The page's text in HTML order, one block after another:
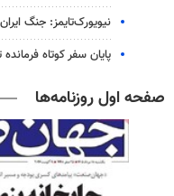
نیویورک‌تایمز: جنگ
پایان سفر کوتاه
صفحه اول روزنامه‌ها